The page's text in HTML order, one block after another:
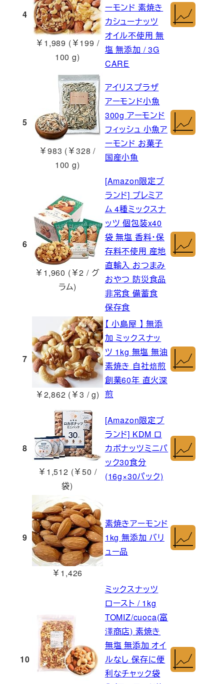
4
￥1,989 (￥199 /
100 g)
ーモンド 素焼き
カシューナッツ
オイル不使用 無
塩 無添加 / 3G
CARE
5
￥983 (￥328 /
100 g)
アイリスプラザ
アーモンド小魚
300g アーモンド
フィッシュ 小魚ア
ーモンド お菓子
国産小魚
6
￥1,960 (￥2 / グ
ラム)
[Amazon限定ブ
ランド] プレミア
ム 4種ミックスナ
ッツ 個包装x40
袋 無塩 香料・保
存料不使用 産地
直輸入 おつまみ
おやつ 防災食品
非常食 備蓄食
保存食
7
￥2,862 (￥3 / g)
【 小島屋 】 無添
加 ミックスナッ
ツ 1kg 無塩 無油
素焼き 自社焙煎
創業60年 直火深
煎
8
￥1,512 (￥50 /
袋)
[Amazon限定ブ
ランド] KDM ロ
カボナッツミニパ
ック30食分
(16g×30パック)
9
￥1,426
素焼きアーモンド
1kg 無添加 バリ
ュー品
10
ミックスナッツ
ロースト / 1kg
TOMIZ/cuoca(富
澤商店) 素焼き
無塩 無添加 オイ
ルなし 保存に便
利なチャック袋